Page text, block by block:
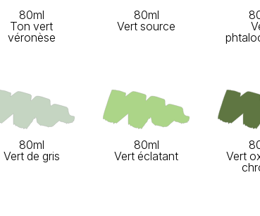
80ml
Ton vert
véronèse
80ml
Vert source
80ml
Vert de gris
80ml
Vert éclatant
Vert